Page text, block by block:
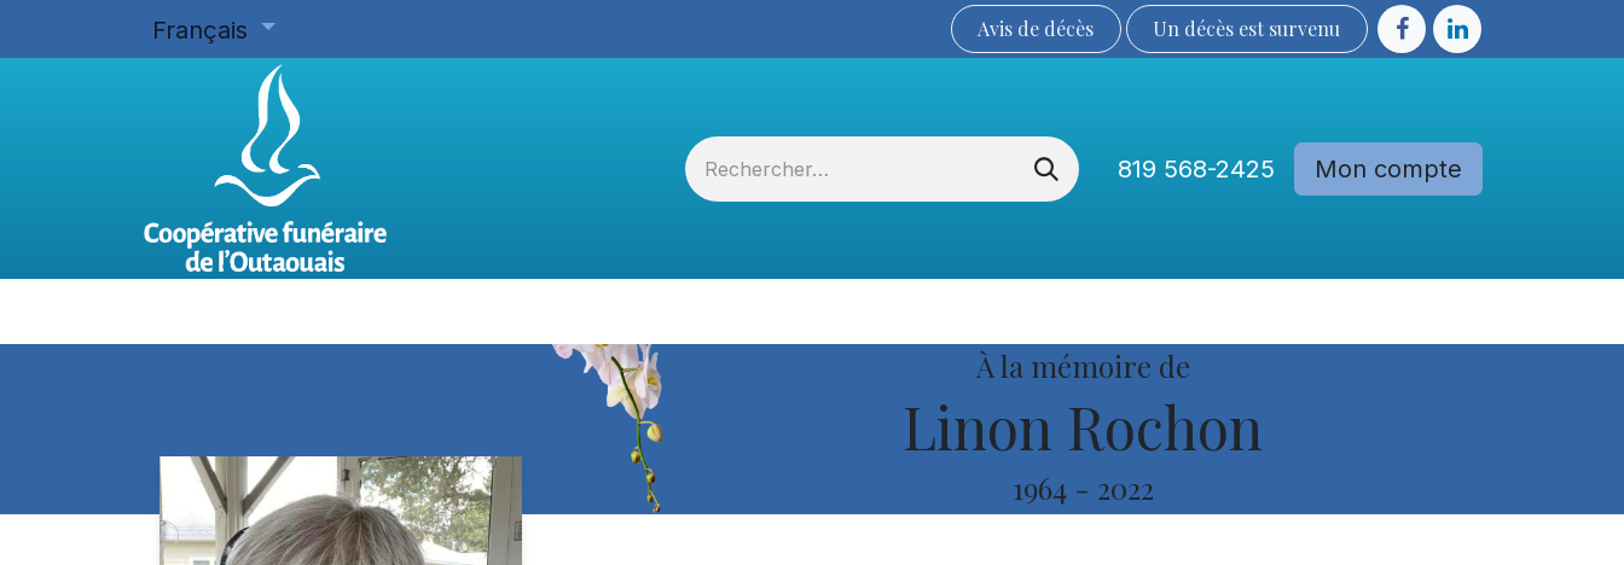
Français Avis de décès Un décès est sur​​​​​​​​ve​nu​​​​​​​​​​
819 568-2425 Mon compte
À la mémoire de
Linon Rochon
1964 - 2022